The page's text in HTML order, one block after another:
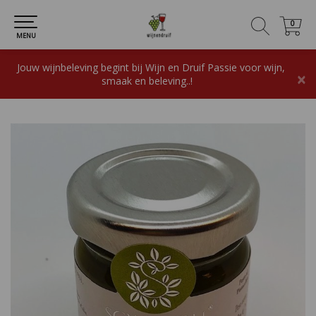
0
0
MENU
Jouw wijnbeleving begint bij Wijn en Druif Passie voor wijn,
smaak en beleving..!
×